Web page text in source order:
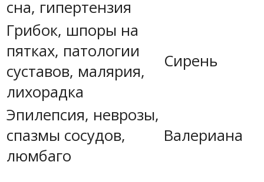
сна, гипертензия
Грибок, шпоры на
пятках, патологии
суставов, малярия,
лихорадка
Сирень
Эпилепсия, неврозы,
спазмы сосудов,
люмбаго
Валериана